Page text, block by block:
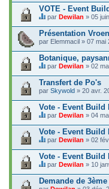
o
n
i
e
n
t
u
n
s
o
n
d
a
g
e
j
e
o
n
t
i
e
n
t
u
n
o
n
d
a
g
e
e
s
u
j
e
t
o
n
i
e
n
t
u
n
s
o
n
d
a
g
e
VOTE - Event
C
e
s
u
j
e
o
n
t
i
e
n
t
u
n
s
o
n
d
a
g
par Dewilan » 05
Présentation
par Elemmacil » 07 mai
Botanique,
C
e
s
u
j
e
o
n
i
e
n
t
u
n
par Dewilan » 02
Transfert de Po's
par Skywold » 20 avr.
Vote - Event Build
C
e
s
u
j
e
o
n
par Dewilan » 04
Vote - Event Build
C
s
u
j
e
par Dewilan » 02
Vote - Event Build
C
e
s
par Dewilan » 10
Demande de